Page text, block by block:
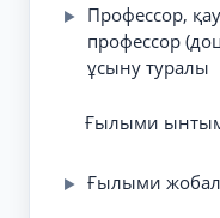
▶
Профессор,
профессор
ұсыну туралы
Ғылыми
▶ Ғылыми